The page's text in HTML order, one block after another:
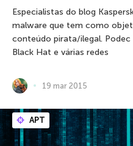
Especialistas do blog
malware que tem como
conteúdo pirata/ilegal. Podec
Black Hat e várias redes
19 mar 2015
APT